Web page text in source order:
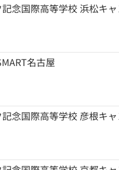
念国際高等学校 浜松キ
名古屋
念国際高等学校 彦根キ